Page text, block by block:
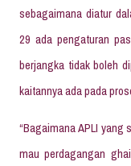
sebagaimana diatur
29 ada pengaturan
berjangka tidak boleh
kaitannya ada pada
“Bagaimana APLI
mau perdagangan